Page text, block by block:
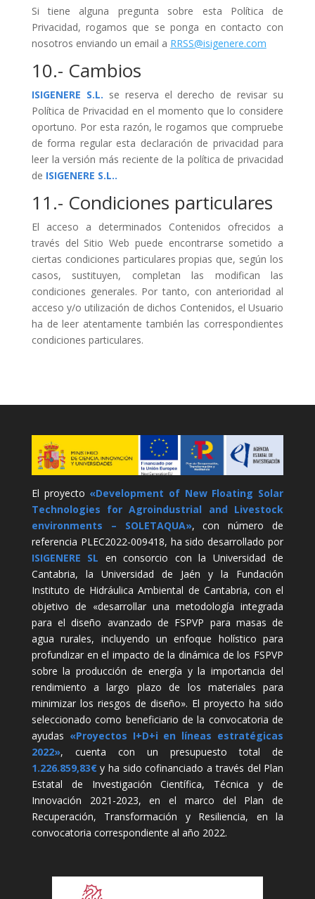
Si tiene alguna pregunta sobre esta Política de
Privacidad, rogamos que se ponga en contacto con
nosotros enviando un email a RRSS@isigenere.com
10.- Cambios
ISIGENERE S.L. se reserva el derecho de revisar su
Política de Privacidad en el momento que lo considere
oportuno. Por esta razón, le rogamos que compruebe
de forma regular esta declaración de privacidad para
leer la versión más reciente de la política de privacidad
de ISIGENERE S.L..
11.- Condiciones particulares
El acceso a determinados Contenidos ofrecidos a
través del Sitio Web puede encontrarse sometido a
ciertas condiciones particulares propias que, según los
casos, sustituyen, completan las modifican las
condiciones generales. Por tanto, con anterioridad al
acceso y/o utilización de dichos Contenidos, el Usuario
ha de leer atentamente también las correspondientes
condiciones particulares.
El proyecto «Development of New Floating Solar
Technologies for Agroindustrial and Livestock
environments – SOLETAQUA», con número de
referencia PLEC2022-009418, ha sido desarrollado por
ISIGENERE SL en consorcio con la Universidad de
Cantabria, la Universidad de Jaén y la Fundación
Instituto de Hidráulica Ambiental de Cantabria, con el
objetivo de «desarrollar una metodología integrada
para el diseño avanzado de FSPVP para masas de
agua rurales, incluyendo un enfoque holístico para
profundizar en el impacto de la dinámica de los FSPVP
sobre la producción de energía y la importancia del
rendimiento a largo plazo de los materiales para
minimizar los riesgos de diseño». El proyecto ha sido
seleccionado como beneficiario de la convocatoria de
ayudas «Proyectos I+D+i en líneas estratégicas
2022», cuenta con un presupuesto total de
1.226.859,83€y ha sido cofinanciado a través del Plan
Estatal de Investigación Científica, Técnica y de
Innovación 2021-2023, en el marco del Plan de
Recuperación, Transformación y Resiliencia, en la
convocatoria correspondiente al año 2022.